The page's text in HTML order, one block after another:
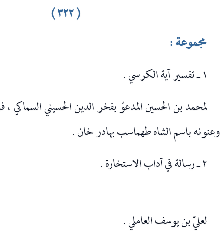
( ٣٢٢ )
مجموعة :
١ ـ تفسير آية الكرسي .
وعنونه باسم الشاه طهماسب بهادر خان .
٢ ـ رسالة في آداب الاستخارة .
لعليّ بن يوسف العاملي .